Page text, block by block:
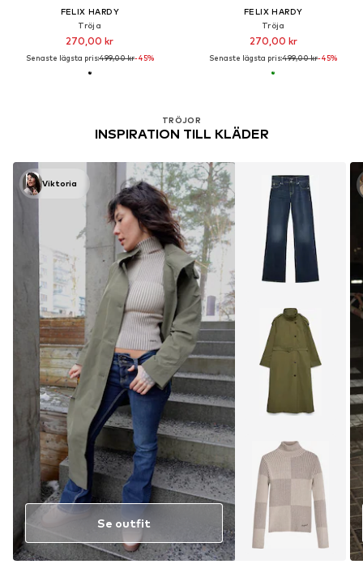
FELIX HARDY
Tröja
270,00 kr
Senaste lägsta pris:499,00 kr-45%
FELIX HARDY
Tröja
270,00 kr
Senaste lägsta pris:499,00 kr-45%
TRÖJOR
INSPIRATION TILL KLÄDER
Viktoria
Se outfit